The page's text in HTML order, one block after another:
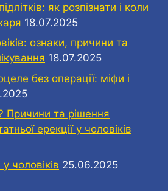
як розпізнати і коли
18.07.2025
ознаки, причини та
18.07.2025
без операції: міфи і
Причини та рішення
ерекції у чоловіків
чоловіків 25.06.2025